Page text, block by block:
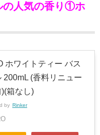
の人気の香り①ホ
ホワイトティー バス
200mL (香料リニュー
箱なし)
by Rinker